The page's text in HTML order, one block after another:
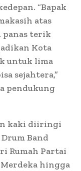
“Bapak
atas
panas terik
Kota
untuk lima
sejahtera,”
pendukung
kaki diiringi
Band
Rumah Partai
hingga